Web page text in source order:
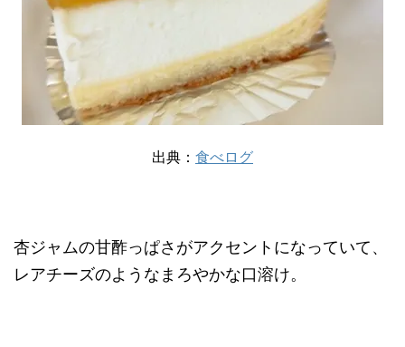
出典： 食べログ
杏ジャムの甘酢っぱさがアクセントになっていて、
レアチーズのようなまろやかな口溶け。